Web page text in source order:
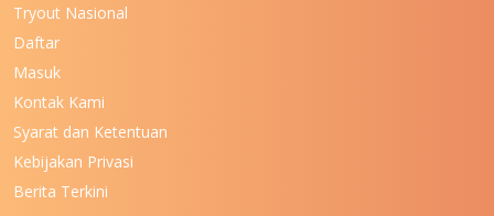
Tryout Nasional
Daftar
Masuk
Kontak Kami
Syarat dan Ketentuan
Kebijakan Privasi
Berita Terkini